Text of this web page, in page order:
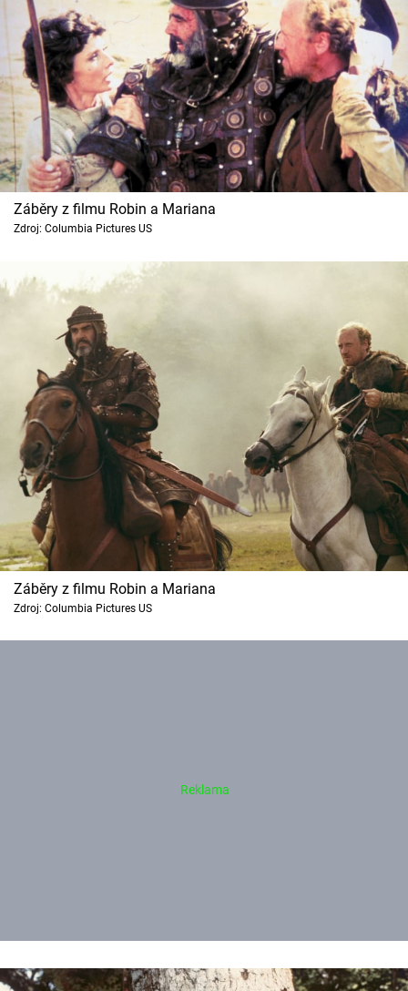
Záběry z filmu Robin a Mariana
Zdroj: Columbia Pictures US
Záběry z filmu Robin a Mariana
Zdroj: Columbia Pictures US